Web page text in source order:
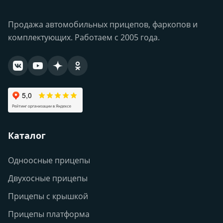
Продажа автомобильных прицепов, фаркопов и
комплектующих. Работаем с 2005 года.
Каталог
Одноосные прицепы
Двухосные прицепы
Прицепы с крышкой
Прицепы платформа